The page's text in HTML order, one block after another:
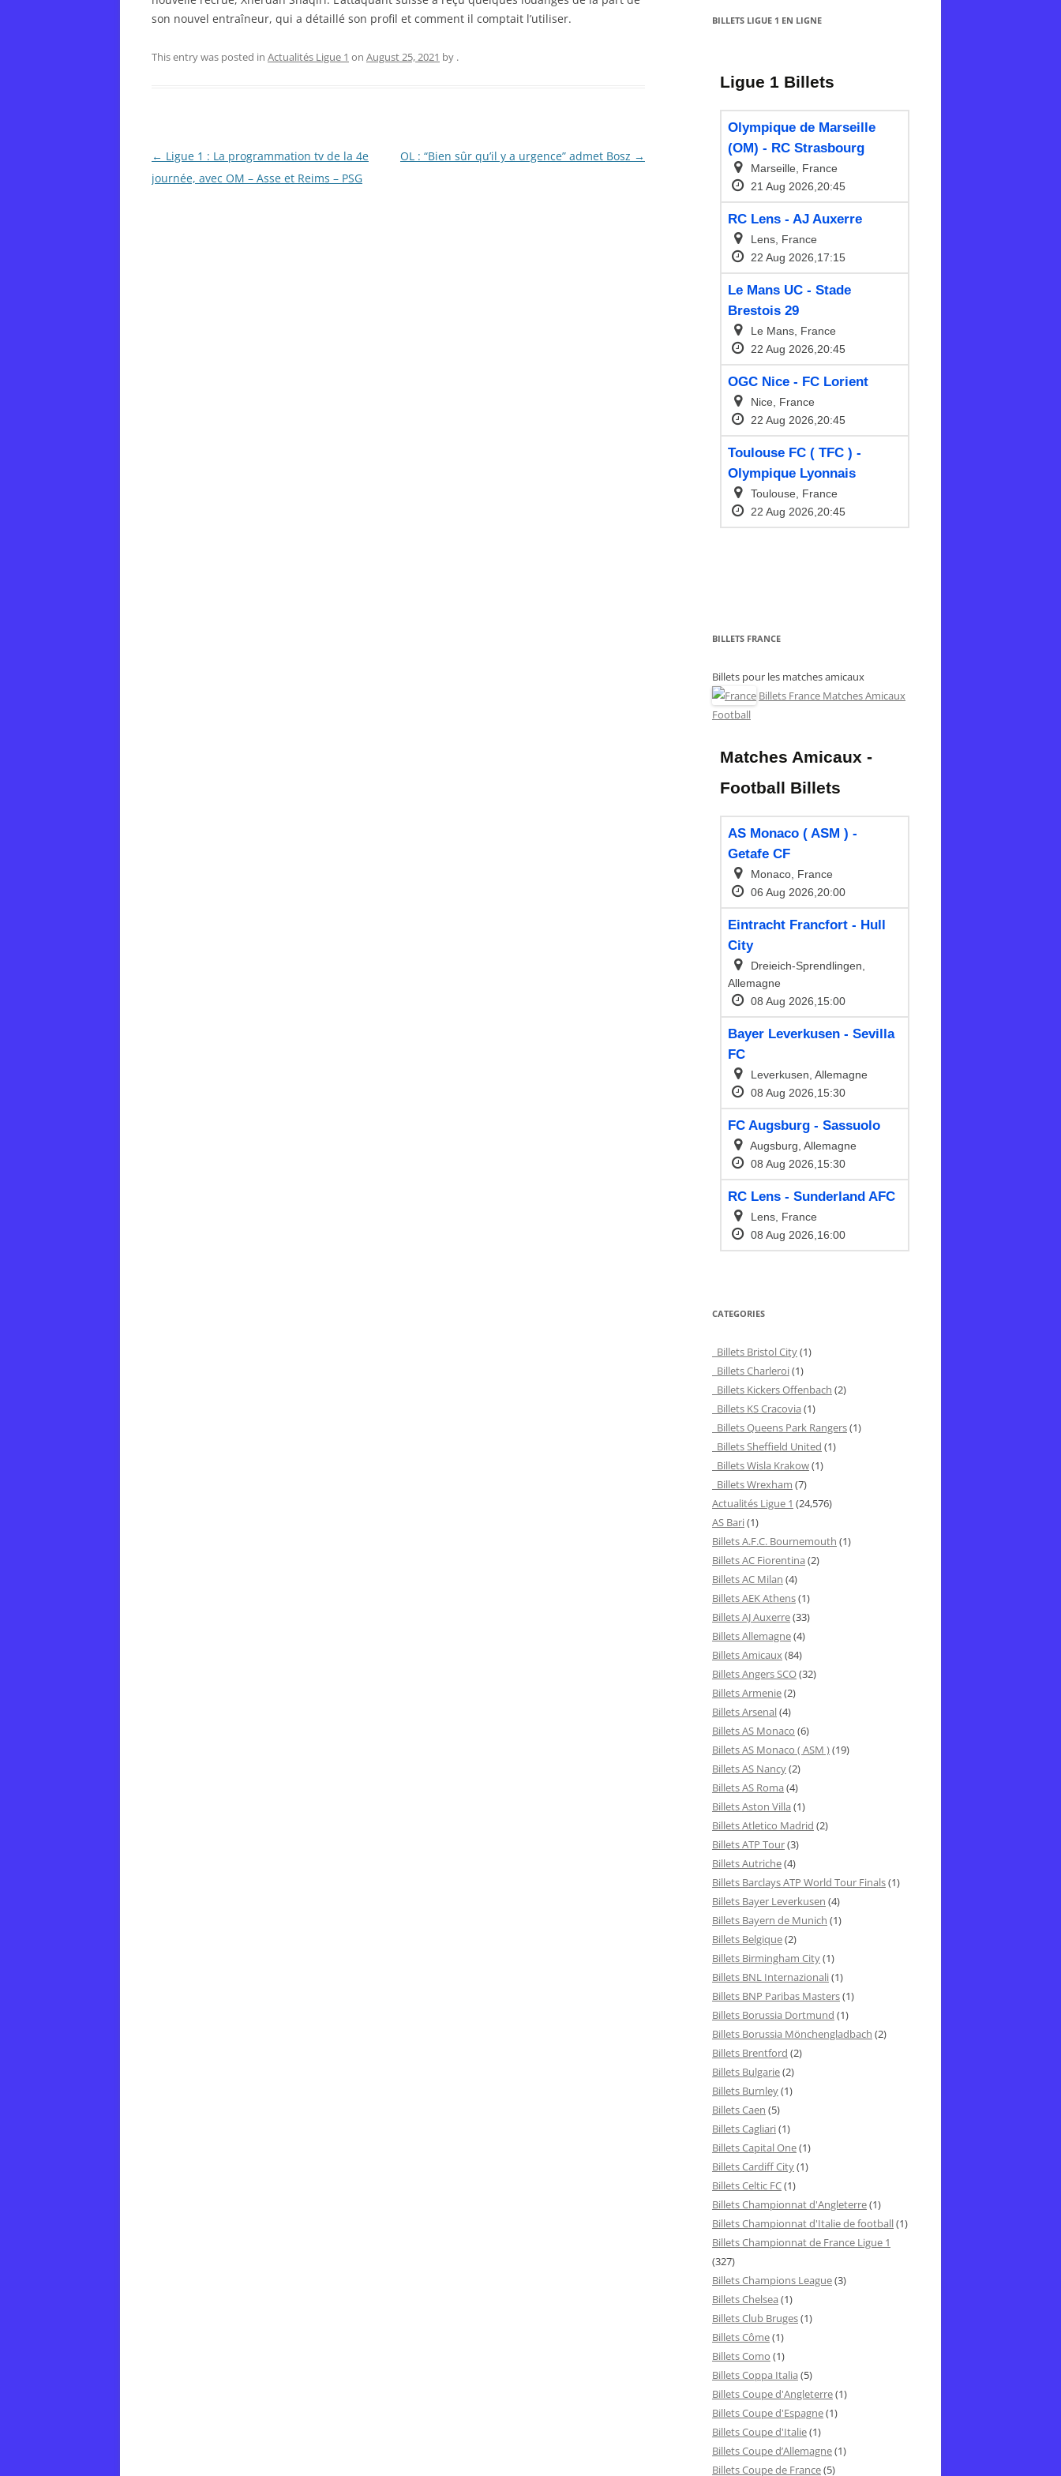
son nouvel entraîneur, qui a détaillé son profil et comment il comptait l’utiliser.
This entry was posted in Actualités Ligue 1 on August 25, 2021 by .
Post
navigation
← Ligue 1 : La programmation tv de la 4e
journée, avec OM – Asse et Reims – PSG
OL : “Bien sûr qu’il y a urgence” admet Bosz →
BILLETS LIGUE 1 EN LIGNE
BILLETS FRANCE
Billets pour les matches amicaux
Billets France Matches Amicaux
Football
CATEGORIES
Billets Bristol City(1)
Billets Charleroi(1)
Billets Kickers Offenbach (2)
Billets KS Cracovia (1)
Billets Queens Park Rangers(1)
Billets Sheffield United (1)
Billets Wisla Krakow(1)
Billets Wrexham (7)
Actualités Ligue 1 (24,576)
AS Bari(1)
Billets A.F.C. Bournemouth (1)
Billets AC Fiorentina (2)
Billets AC Milan (4)
Billets AEK Athens(1)
Billets AJ Auxerre(33)
Billets Allemagne(4)
Billets Amicaux(84)
Billets Angers SCO(32)
Billets Armenie(2)
Billets Arsenal(4)
Billets AS Monaco (6)
Billets AS Monaco ( ASM )(19)
Billets AS Nancy(2)
Billets AS Roma (4)
Billets Aston Villa (1)
Billets Atletico Madrid (2)
Billets ATP Tour(3)
Billets Autriche(4)
Billets Barclays ATP World Tour Finals(1)
Billets Bayer Leverkusen (4)
Billets Bayern de Munich (1)
Billets Belgique(2)
Billets Birmingham City(1)
Billets BNL Internazionali(1)
Billets BNP Paribas Masters(1)
Billets Borussia Dortmund (1)
Billets Borussia Mönchengladbach (2)
Billets Brentford (2)
Billets Bulgarie(2)
Billets Burnley(1)
Billets Caen (5)
Billets Cagliari(1)
Billets Capital One(1)
Billets Cardiff City(1)
Billets Celtic FC(1)
Billets Championnat d'Angleterre(1)
Billets Championnat d'Italie de football(1)
Billets Championnat de France Ligue 1
(327)
Billets Champions League(3)
Billets Chelsea (1)
Billets Club Bruges(1)
Billets Côme(1)
Billets Como (1)
Billets Coppa Italia (5)
Billets Coupe d'Angleterre(1)
Billets Coupe d'Espagne(1)
Billets Coupe d'Italie(1)
Billets Coupe d’Allemagne(1)
Billets Coupe de France(5)